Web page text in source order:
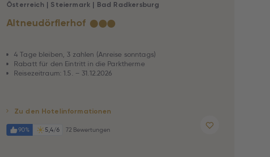
Altneudörflerhof ★★★
Österreich | Steiermark | Bad Radkersburg
4 Tage bleiben, 3 zahlen (Anreise sonntags)
Rabatt für den Eintritt in die Parktherme
Reisezeitraum: 1.5. – 31.12.2026
Zu den Hotelinformationen
90% 5,4/6 72 Bewertungen